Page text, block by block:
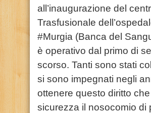
all’inaugurazione del
Trasfusionale
#Murgia (Banca del
è operativo dal primo di
scorso. Tanti sono stati
si sono impegnati negli
ottenere questo diritto
sicurezza il nosocomio di